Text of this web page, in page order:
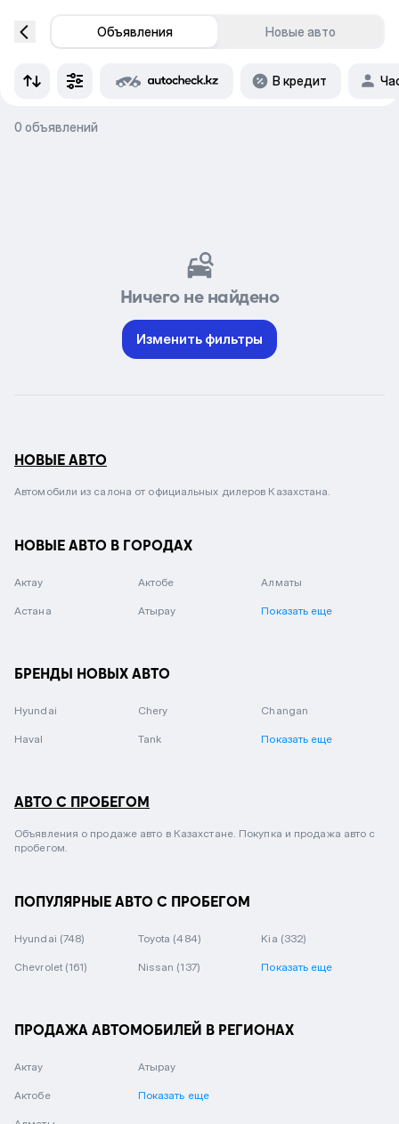
Объявления Новые авто
В кредит
0 объявлений
Ничего не найдено
Изменить фильтры
НОВЫЕ АВТО
Автомобили из салона от официальных дилеров Казахстана.
НОВЫЕ АВТО В ГОРОДАХ
Актау Актобе Алматы
Астана Атырау Показать еще
БРЕНДЫ НОВЫХ АВТО
Hyundai Chery Changan
Haval Tank Показать еще
АВТО С ПРОБЕГОМ
Объявления о продаже авто в Казахстане. Покупка и продажа авто с
пробегом.
ПОПУЛЯРНЫЕ АВТО С ПРОБЕГОМ
Hyundai (748) Toyota (484) Kia (332)
Chevrolet (161) Nissan (137) Показать еще
ПРОДАЖА АВТОМОБИЛЕЙ В РЕГИОНАХ
Актау
Актобе
Атырау
Показать еще